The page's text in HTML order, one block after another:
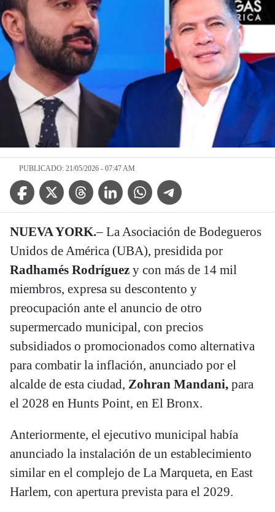
PUBLICADO: 21/05/2026 - 07:47 AM
Facebook IconTwitter IconThreads IconLinkedin IconWhatsApp IconTelegram Icon
NUEVA YORK.– La Asociación de Bodegueros
Unidos de América (UBA), presidida por
Radhamés Rodríguez y con más de 14 mil
miembros, expresa su descontento y
preocupación ante el anuncio de otro
supermercado municipal, con precios
subsidiados o promocionados como alternativa
para combatir la inflación, anunciado por el
alcalde de esta ciudad, Zohran Mandani, para
el 2028 en Hunts Point, en El Bronx.
Anteriormente, el ejecutivo municipal había
anunciado la instalación de un establecimiento
similar en el complejo de La Marqueta, en East
Harlem, con apertura prevista para el 2029.